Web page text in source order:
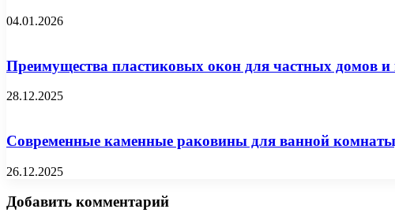
04.01.2026
Преимущества пластиковых окон для частных домов и
28.12.2025
Современные каменные раковины для ванной
26.12.2025
Добавить комментарий